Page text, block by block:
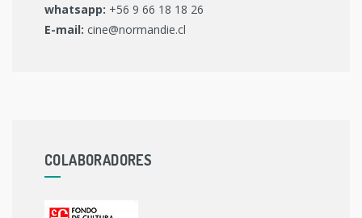
whatsapp: +56 9 66 18 18 26
E-mail: cine@normandie.cl
COLABORADORES